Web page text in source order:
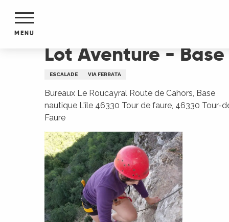
contenu
MENU
Lot Aventure -
ESCALADE VIA FERRATA
Bureaux Le Roucayral Route de Cahors, Base
nautique L'île 46330 Tour de faure, 46330 Tour-
Faure